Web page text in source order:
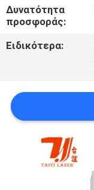
ΛΎΣΗ
PRIVACY
POLICY
Δυνατότητα
προσφοράς:
Ειδικότερα: